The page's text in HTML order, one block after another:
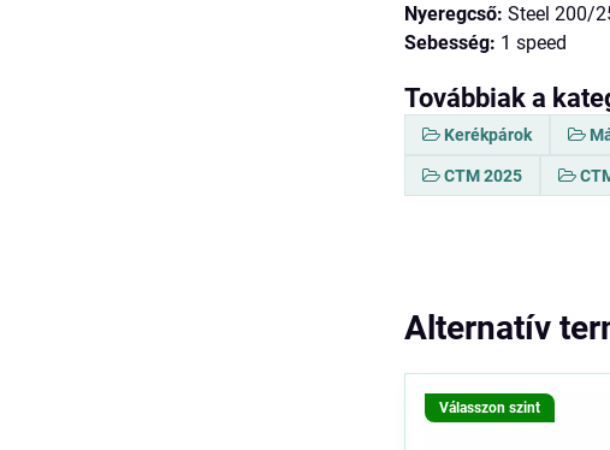
Nyeregcső: Steel 200/
Sebesség: 1 speed
Továbbiak a
Kerékpárok
CTM 2025
Alternatív
Válasszon szint